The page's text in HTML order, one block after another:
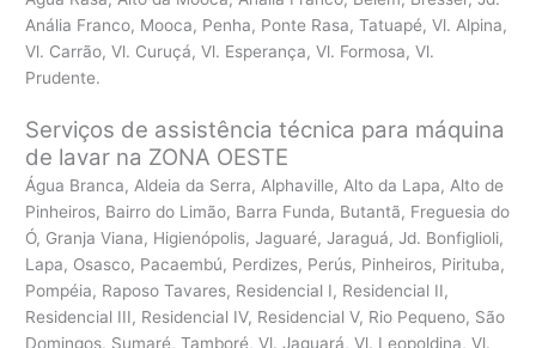
Anália Franco, Mooca, Penha, Ponte Rasa, Tatuapé, Vl. Alpina,
Vl. Carrão, Vl. Curuçá, Vl. Esperança, Vl. Formosa, Vl.
Prudente.
Serviços de assistência técnica para máquina
de lavar na ZONA OESTE
Água Branca, Aldeia da Serra, Alphaville, Alto da Lapa, Alto de
Pinheiros, Bairro do Limão, Barra Funda, Butantã, Freguesia do
Ó, Granja Viana, Higienópolis, Jaguaré, Jaraguá, Jd. Bonfiglioli,
Lapa, Osasco, Pacaembú, Perdizes, Perús, Pinheiros, Pirituba,
Pompéia, Raposo Tavares, Residencial I, Residencial II,
Residencial III, Residencial IV, Residencial V, Rio Pequeno, São
Domingos, Sumaré, Tamboré, Vl. Jaguará, Vl. Leopoldina, Vl.